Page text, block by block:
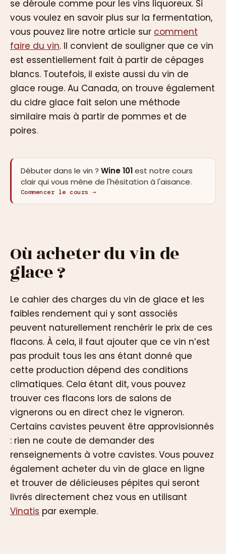
se déroule comme pour les vins liquoreux. Si
vous voulez en savoir plus sur la fermentation,
vous pouvez lire notre article sur comment
faire du vin. Il convient de souligner que ce vin
est essentiellement fait à partir de cépages
blancs. Toutefois, il existe aussi du vin de
glace rouge. Au Canada, on trouve également
du cidre glace fait selon une méthode
similaire mais à partir de pommes et de
poires.
Débuter dans le vin ? Wine 101est notre cours
clair qui vous mène de l'hésitation à l'aisance.
Commencer le cours →
Où acheter du vin de
glace ?
Le cahier des charges du vin de glace et les
faibles rendement qui y sont associés
peuvent naturellement renchérir le prix de ces
flacons. À cela, il faut ajouter que ce vin n’est
pas produit tous les ans étant donné que
cette production dépend des conditions
climatiques. Cela étant dit, vous pouvez
trouver ces flacons lors de salons de
vignerons ou en direct chez le vigneron.
Certains cavistes peuvent être approvisionnés
: rien ne coute de demander des
renseignements à votre cavistes. Vous pouvez
également acheter du vin de glace en ligne
et trouver de délicieuses pépites qui seront
livrés directement chez vous en utilisant
Vinatis par exemple.